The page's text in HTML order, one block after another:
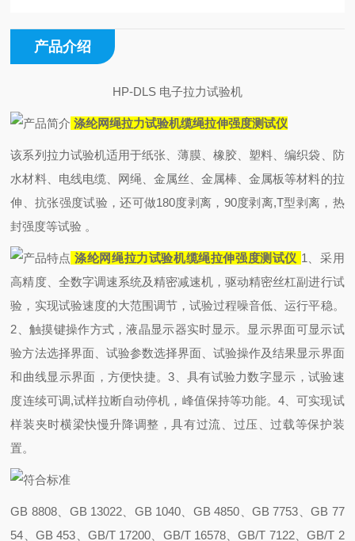
产品介绍
HP-DLS 电子拉力试验机
涤纶网绳拉力试验机缆绳拉伸强度测试仪
该系列拉力试验机适用于纸张、薄膜、橡胶、塑料、编织袋、防
水材料、电线电缆、网绳、金属丝、金属棒、金属板等材料的拉
伸、抗张强度试验，还可做180度剥离，90度剥离,T型剥离，热
封强度等试验 。
涤纶网绳拉力试验机缆绳拉伸强度测试仪 1、采用
高精度、全数字调速系统及精密减速机，驱动精密丝杠副进行试
验，实现试验速度的大范围调节，试验过程噪音低、运行平稳。
2、触摸键操作方式，液晶显示器实时显示。显示界面可显示试
验方法选择界面、试验参数选择界面、试验操作及结果显示界面
和曲线显示界面，方便快捷。3、具有试验力数字显示，试验速
度连续可调,试样拉断自动停机，峰值保持等功能。 4、可实现试
样装夹时横梁快慢升降调整，具有过流、过压、过载等保护装
置。
GB 8808、GB 13022、GB 1040、GB 4850、GB 7753、GB 77
54、GB 453、 GB/T 17200、GB/T 16578、GB/T 7122、GB/T 2